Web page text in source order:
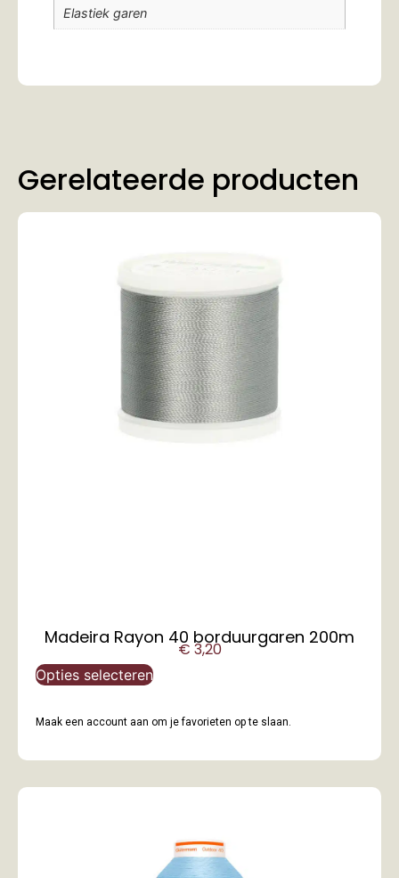
Elastiek garen
Gerelateerde producten
Madeira Rayon 40 borduurgaren 200m
€ 3,20
Opties selecteren
Maak een account aan om je favorieten op te slaan.